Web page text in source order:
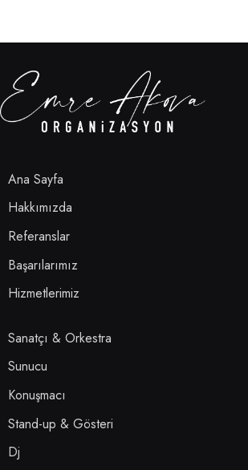
Ana Sayfa
Hakkımızda
Referanslar
Başarılarımız
Hizmetlerimiz
Sanatçı & Orkestra
Sunucu
Konuşmacı
Stand-up & Gösteri
Dj